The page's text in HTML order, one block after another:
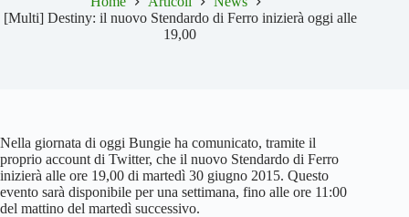
[Multi] Destiny: il nuovo Stendardo di Ferro inizierà oggi alle
19,00
Nella giornata di oggi Bungie ha comunicato, tramite il
proprio account di Twitter, che il nuovo Stendardo di Ferro
inizierà alle ore 19,00 di martedì 30 giugno 2015. Questo
evento sarà disponibile per una settimana, fino alle ore 11:00
del mattino del martedì successivo.